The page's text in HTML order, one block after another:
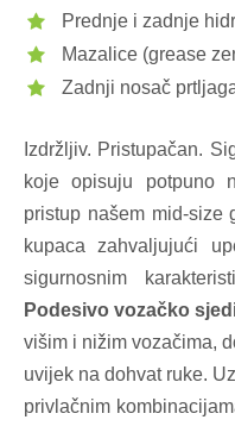
Prednje i zadnje
Mazalice (grease
Zadnji nosač
Izdržljiv. Pristupačan.
koje opisuju potpuno
pristup našem mid-size
kupaca zahvaljujući
sigurnosnim
Podesivo vozačko
višim i nižim vozačima,
uvijek na dohvat ruke.
privlačnim